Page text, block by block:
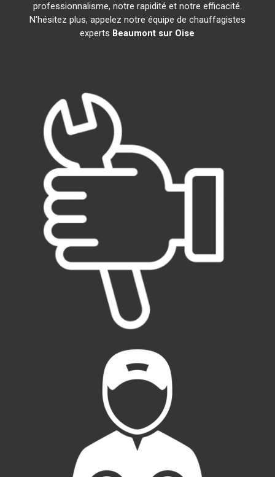
professionnalisme, notre rapidité et notre efficacité.
N'hésitez plus, appelez notre équipe de chauffagistes
experts Beaumont sur Oise